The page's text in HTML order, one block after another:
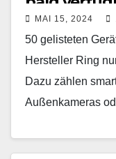
MAI 15, 2024
50 gelisteten
Hersteller Ring
Dazu zählen
Außenkameras